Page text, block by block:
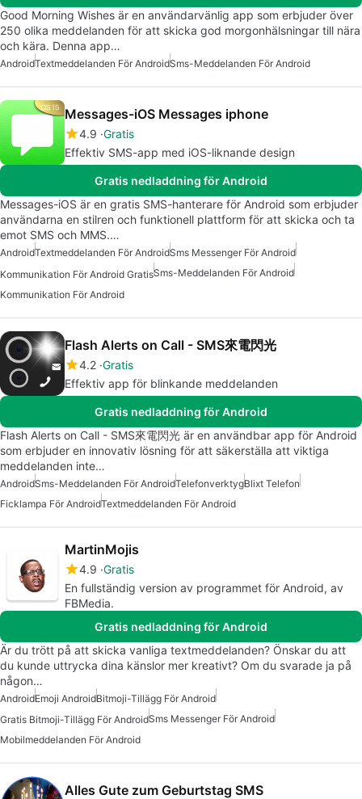
Good Morning Wishes är en användarvänlig app som erbjuder över
250 olika meddelanden för att skicka god morgonhälsningar till nära
och kära. Denna app…
AndroidTextmeddelanden För AndroidSms-Meddelanden För Android
Messages-iOS Messages iphone
4.9 Gratis
Effektiv SMS-app med iOS-liknande design
Gratis nedladdning för Android
Messages-iOS är en gratis SMS-hanterare för Android som erbjuder
användarna en stilren och funktionell plattform för att skicka och ta
emot SMS och MMS.…
AndroidTextmeddelanden För AndroidSms Messenger För Android
Kommunikation För Android GratisSms-Meddelanden För Android
Kommunikation För Android
Flash Alerts on Call - SMS來電閃光
4.2 Gratis
Effektiv app för blinkande meddelanden
Gratis nedladdning för Android
Flash Alerts on Call - SMS來電閃光 är en användbar app för Android
som erbjuder en innovativ lösning för att säkerställa att viktiga
meddelanden inte…
AndroidSms-Meddelanden För AndroidTelefonverktygBlixt Telefon
Ficklampa För AndroidTextmeddelanden För Android
MartinMojis
4.9 Gratis
En fullständig version av programmet för Android, av
FBMedia.
Gratis nedladdning för Android
Är du trött på att skicka vanliga textmeddelanden? Önskar du att
du kunde uttrycka dina känslor mer kreativt? Om du svarade ja på
någon…
AndroidEmoji AndroidBitmoji-Tillägg För Android
Gratis Bitmoji-Tillägg För AndroidSms Messenger För Android
Mobilmeddelanden För Android
Alles Gute zum Geburtstag SMS